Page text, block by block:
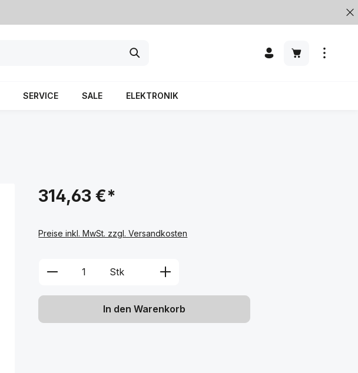
SERVICE SALE ELEKTRONIK
314,63 €*
Preise inkl. MwSt. zzgl. Versandkosten
Produkt Anzahl: Gib den gewünschten Wert
Stk
In den Warenkorb